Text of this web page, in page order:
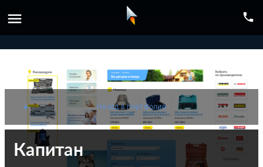
menu phone
arrow_back Назад в портфолио
Капитан